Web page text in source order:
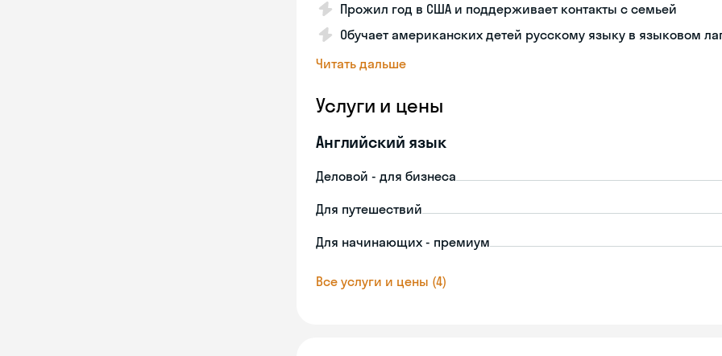
Прожил год в США и поддерживает контакты с семьей
Обучает американских детей русскому языку в языковом
Читать дальше
Услуги и цены
Английский язык
Деловой - для бизнеса
Для путешествий
Для начинающих - премиум
Все услуги и цены (4)